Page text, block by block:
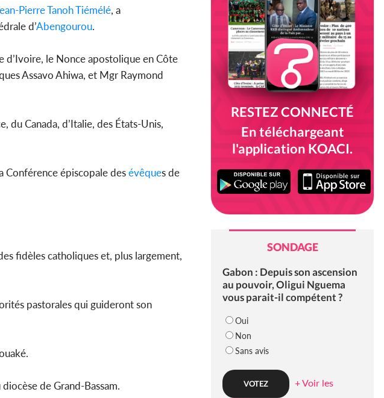
Pierre Tanoh Tiémélé, a
d’Abengourou.
d’Ivoire, le Nonce apostolique en Côte
Assavo Ahiwa, et Mgr Raymond
du Canada, d’Italie, des États-Unis,
Conférence épiscopale desévêques de
fidèles catholiques et, plus largement,
pastorales qui guideront son
de Grand-Bassam.
RESTEZ CONNECTÉ
En téléchargeant
l'application KOACI.
SONDAGE
Gabon : Depuis son ascension
au pouvoir, Oligui Nguema
vous parait-il compétent ?
Oui
Non
Sans avis
+ Voir les